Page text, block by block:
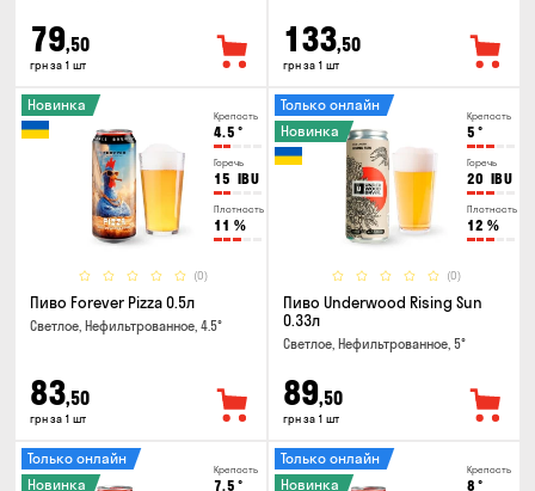
79,50
грн за 1 шт
133,50
грн за 1 шт
Крепость
4.5 °
Горечь
15 IBU
Плотность
11 %
(0)
Новинка
Пиво Forever Pizza 0.5л
Светлое, Нефильтрованное, 4.5°
83,50
грн за 1 шт
Крепость
5 °
Горечь
20 IBU
Плотность
12 %
(0)
Только онлайн
Новинка
Пиво Underwood Rising Sun
0.33л
Светлое, Нефильтрованное, 5°
89,50
грн за 1 шт
Крепость
7.5 °
Только онлайн
Новинка
Крепость
8 °
Только онлайн
Новинка